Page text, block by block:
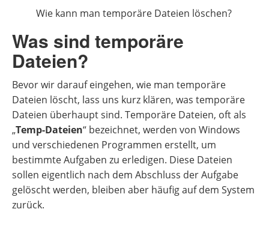
Wie kann man temporäre Dateien löschen?
Was sind temporäre
Dateien?
Bevor wir darauf eingehen, wie man temporäre
Dateien löscht, lass uns kurz klären, was temporäre
Dateien überhaupt sind. Temporäre Dateien, oft als
„Temp-Dateien“ bezeichnet, werden von Windows
und verschiedenen Programmen erstellt, um
bestimmte Aufgaben zu erledigen. Diese Dateien
sollen eigentlich nach dem Abschluss der Aufgabe
gelöscht werden, bleiben aber häufig auf dem System
zurück.